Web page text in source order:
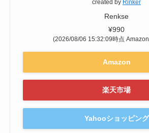
created by Rinker
Renkse
¥990
(2026/08/06 15:32:09時点
Amazon
楽天市場
Yahooショッピング